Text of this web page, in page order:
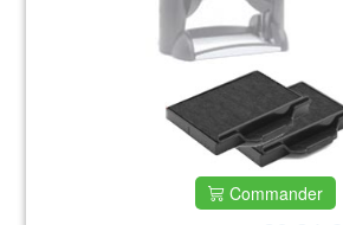
Commander